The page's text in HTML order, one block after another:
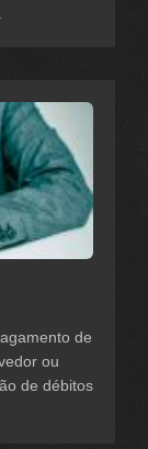
de
ou
de débitos